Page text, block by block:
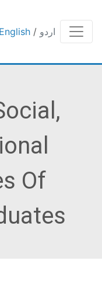
English / اردو
Of